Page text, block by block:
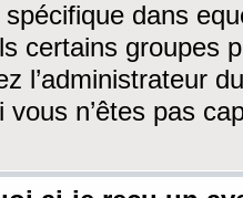
dans
certains groupes
l’administrateur
vous n’êtes pas